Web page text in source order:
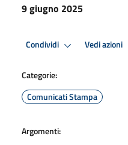
9 giugno 2025
Condividi Vedi azioni
Categorie:
Comunicati Stampa
Argomenti: